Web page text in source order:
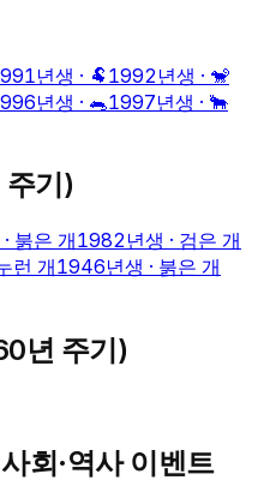
년생 · 🐏 1992 년생 · 🐒
년생 · 🐀1997년생 · 🐂
주기)
붉은 개1982년생 · 검은 개
런 개1946년생 · 붉은 개
년 주기)
회·역사 이벤트